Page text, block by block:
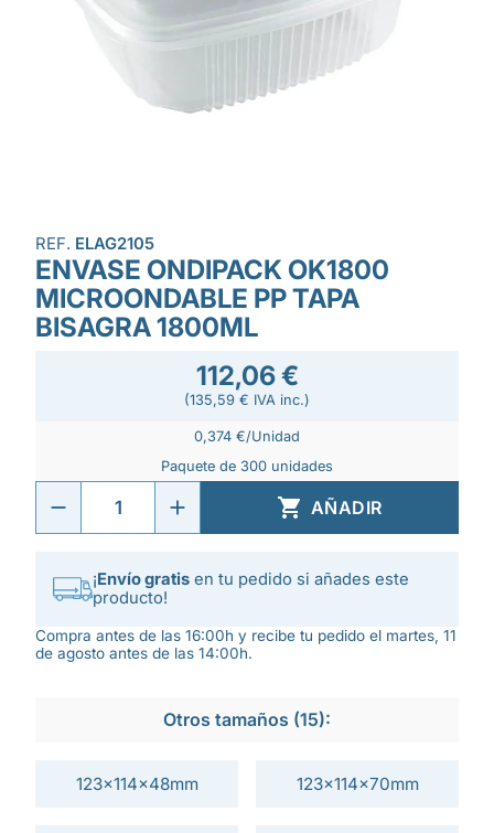
REF. ELAG2105
ENVASE ONDIPACK OK1800
MICROONDABLE PP TAPA
BISAGRA 1800ML
112,06 €
(135,59 € IVA inc.)
0,374 €/Unidad
Paquete de 300 unidades
 AÑADIR
¡Envío gratis en tu pedido si añades este
producto!
Compra antes de las 16:00h y recibe tu pedido el martes, 11
de agosto antes de las 14:00h.
Otros tamaños (15):
123x114x48mm 123x114x70mm